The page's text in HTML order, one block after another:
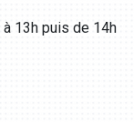
13h puis de 14h